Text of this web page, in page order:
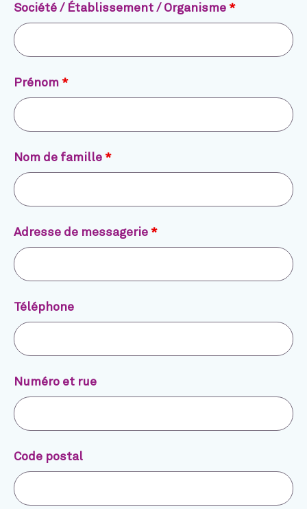
Société / Établissement / Organisme *
Prénom *
Nom de famille *
Adresse de messagerie *
Téléphone
Numéro et rue
Code postal